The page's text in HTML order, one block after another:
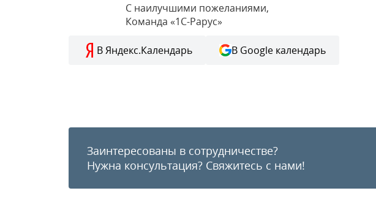
С наилучшими пожеланиями,
Команда «1С-Рарус»
В Яндекс.Календарь В Google календарь
Заинтересованы в сотрудничестве?
Нужна консультация? Свяжитесь с нами!